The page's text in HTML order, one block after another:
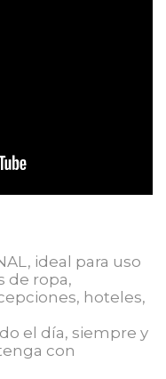
ideal para uso
de ropa,
hoteles,
el día, siempre y
con